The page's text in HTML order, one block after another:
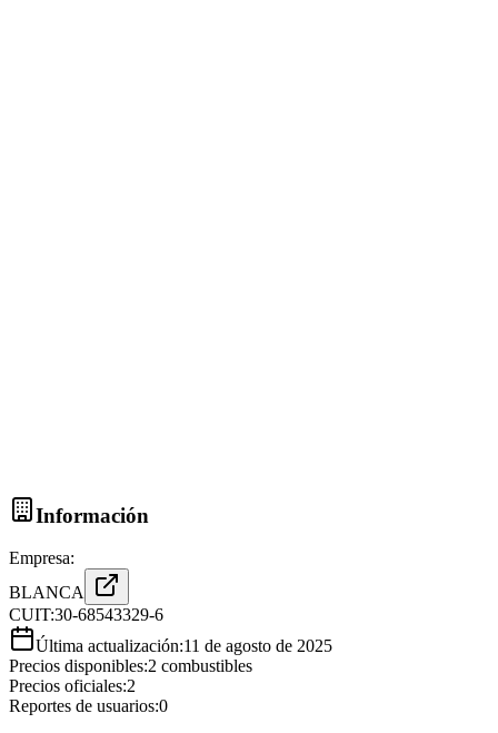
Información
Empresa:
BLANCA
CUIT:30-68543329-6
Última actualización:11 de agosto de 2025
Precios disponibles:2 combustibles
Precios oficiales:2
Reportes de usuarios:0